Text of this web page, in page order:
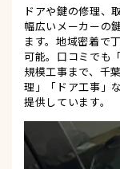
ドアや鍵の修理、
幅広いメーカーの
ます。地域密着で
可能。口コミでも
規模工事まで、千
理」「ドア工事」
提供しています。